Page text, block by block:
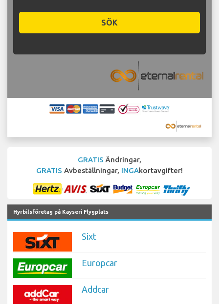
SÖK
GRATIS Ändringar,
GRATIS Avbeställningar, INGAkortavgifter!
Hyrbilsföretag på Kayseri Flygplats
Sixt
Europcar
Addcar